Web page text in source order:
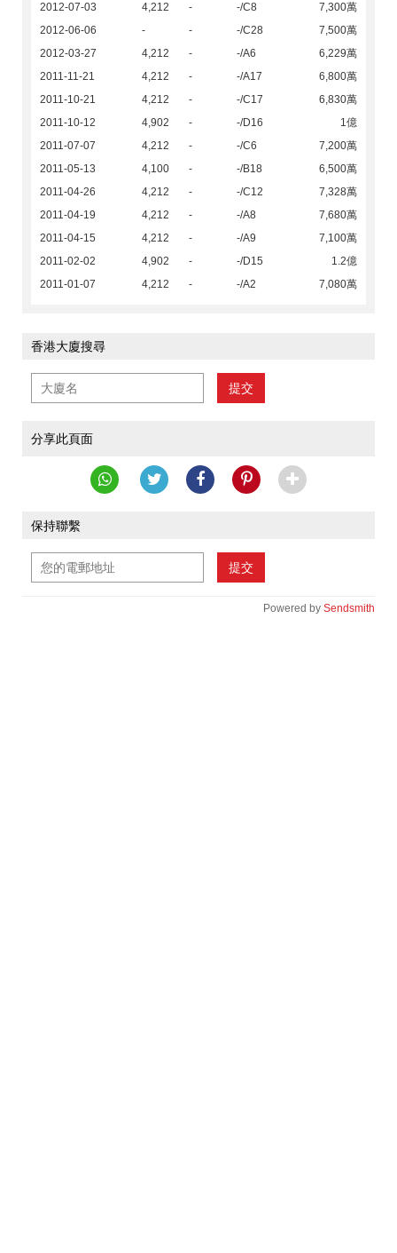
2012-07-03
4,212 - -/C8
7,300萬
2012-06-06
- - -/C28
7,500萬
2012-03-27
4,212 - -/A6
6,229萬
2011-11-21
4,212 - -/A17
6,800萬
2011-10-21
4,212 - -/C17
6,830萬
2011-10-12
4,902 - -/D16
1億
2011-07-07
4,212 - -/C6
7,200萬
2011-05-13
4,100 - -/B18
6,500萬
2011-04-26
4,212 - -/C12
7,328萬
2011-04-19
4,212 - -/A8
7,680萬
2011-04-15
4,212 - -/A9
7,100萬
2011-02-02
4,902 - -/D15
1.2億
2011-01-07
4,212 - -/A2 7,080萬
香港大廈搜尋
提交
分享此頁面
保持聯繫
提交
Powered by Sendsmith